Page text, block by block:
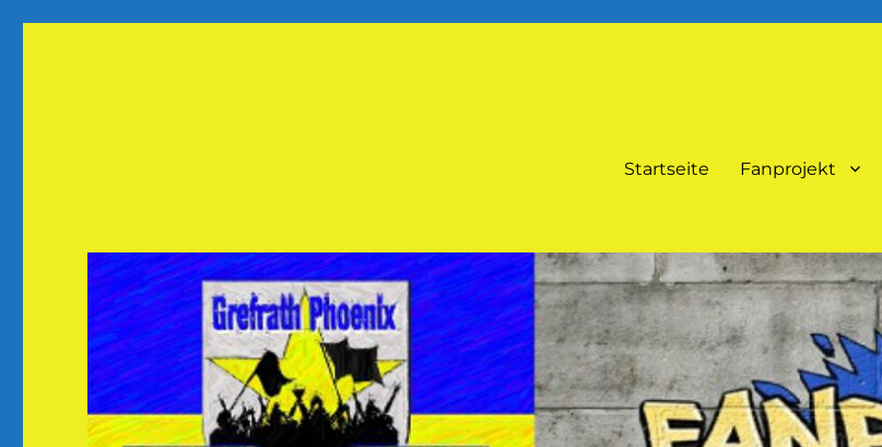
Startseite Fanprojekt